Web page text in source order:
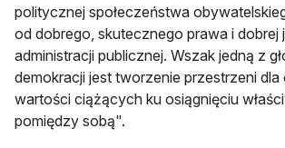
politycznej społeczeństwa
od dobrego, skutecznego prawa i dobrej
administracji publicznej. Wszak jedną z
demokracji jest tworzenie przestrzeni
wartości ciążących ku osiągnięciu
pomiędzy sobą".